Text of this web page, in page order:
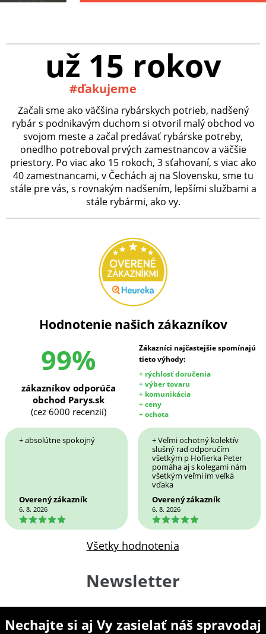
už 15 rokov
#ďakujeme
Začali sme ako väčšina rybárskych potrieb, nadšený
rybár s podnikavým duchom si otvoril malý obchod vo
svojom meste a začal predávať rybárske potreby,
onedlho potreboval prvých zamestnancov a väčšie
priestory. Po viac ako 15 rokoch, 3 sťahovaní, s viac ako
40 zamestnancami, v Čechách aj na Slovensku, sme tu
stále pre vás, s rovnakým nadšením, lepšími službami a
stále rybármi, ako vy.
Hodnotenie našich zákazníkov
99%
Zákazníci najčastejšie spomínajú
tieto výhody:
+ rýchlosť doručenia
+ výber tovaru
+ komunikácia
+ ceny
+ ochota
zákazníkov odporúča
obchod Parys.sk
(cez 6000 recenzií)
+ absolútne spokojný
Overený zákazník
6. 8. 2026
5
+ Veľmi ochotný kolektív
slušný rad odporučím
všetkým p Hofierka Peter
pomáha aj s kolegami nám
všetkým veľmi im veľká
vďaka
Overený zákazník
6. 8. 2026
5
Všetky hodnotenia
Newsletter
Nechajte si aj Vy zasielať náš spravodaj